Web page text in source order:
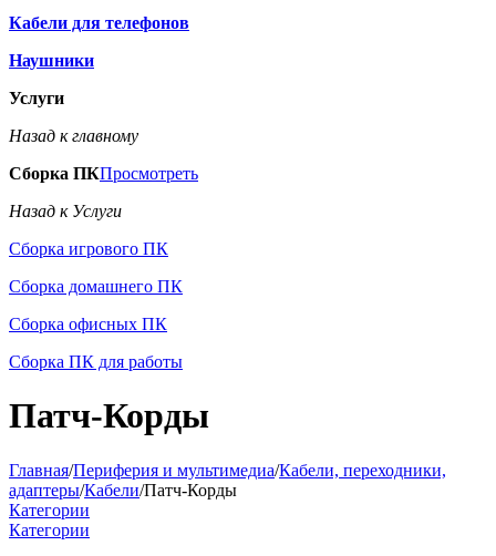
Кабели для телефонов
Наушники
Услуги
Назад к главному
Сборка ПКПросмотреть
Назад к Услуги
Сборка игрового ПК
Сборка домашнего ПК
Сборка офисных ПК
Сборка ПК для работы
Патч-Корды
Главная/Периферия и мультимедиа/Кабели, переходники,
адаптеры/Кабели/Патч-Корды
Категории
Категории